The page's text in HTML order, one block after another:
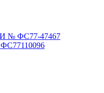
№ ФС77-47467